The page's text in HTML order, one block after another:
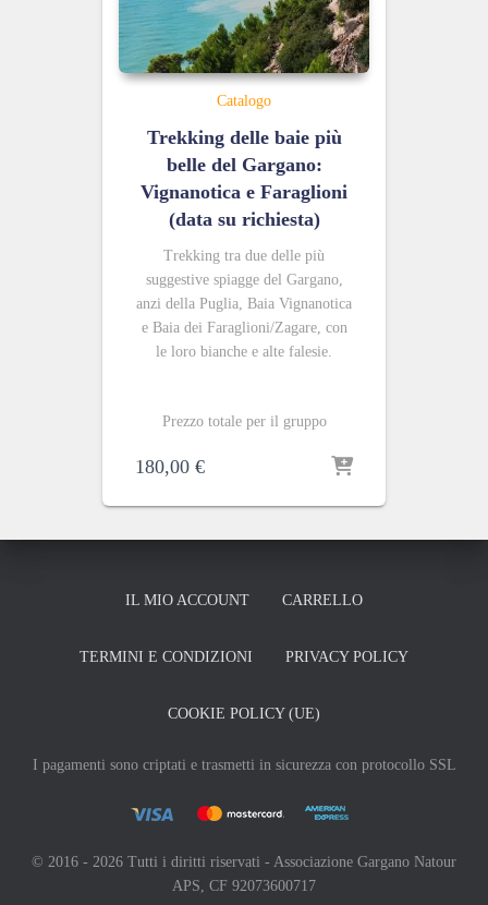
Catalogo
Trekking delle baie più
belle del Gargano:
Vignanotica e Faraglioni
(data su richiesta)
Trekking tra due delle più
suggestive spiagge del Gargano,
anzi della Puglia, Baia Vignanotica
e Baia dei Faraglioni/Zagare, con
le loro bianche e alte falesie.
Prezzo totale per il gruppo
180,00 €
IL MIO ACCOUNT CARRELLO
TERMINI E CONDIZIONI PRIVACY POLICY
COOKIE POLICY (UE)
I pagamenti sono criptati e trasmetti in sicurezza con protocollo SSL
© 2016 - 2026 Tutti i diritti riservati - Associazione Gargano Natour
APS, CF 92073600717